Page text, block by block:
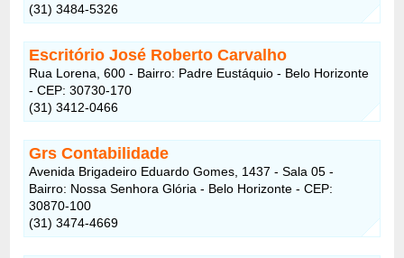
(31) 3484-5326
Escritório José Roberto Carvalho
Rua Lorena, 600 - Bairro: Padre Eustáquio - Belo Horizonte
- CEP: 30730-170
(31) 3412-0466
Grs Contabilidade
Avenida Brigadeiro Eduardo Gomes, 1437 - Sala 05 -
Bairro: Nossa Senhora Glória - Belo Horizonte - CEP:
30870-100
(31) 3474-4669